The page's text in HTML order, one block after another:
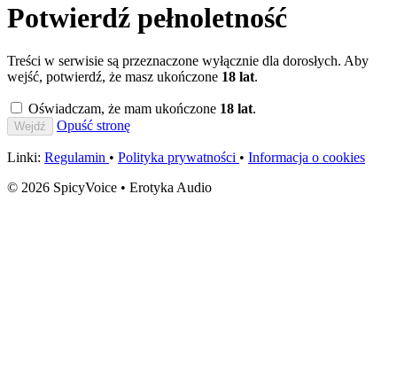
Potwierdź pełnoletność
Treści w serwisie są przeznaczone wyłącznie dla dorosłych. Aby
wejść, potwierdź, że masz ukończone 18 lat.
Oświadczam, że mam ukończone 18 lat.
Wejdź Opuść stronę
Linki: Regulamin • Polityka prywatności • Informacja o cookies
© 2026 SpicyVoice • Erotyka Audio